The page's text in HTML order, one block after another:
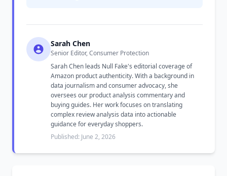
Sarah Chen
Senior Editor, Consumer Protection
Sarah Chen leads Null Fake's editorial coverage of
Amazon product authenticity. With a background in
data journalism and consumer advocacy, she
oversees our product analysis commentary and
buying guides. Her work focuses on translating
complex review analysis data into actionable
guidance for everyday shoppers.
Published: June 2, 2026